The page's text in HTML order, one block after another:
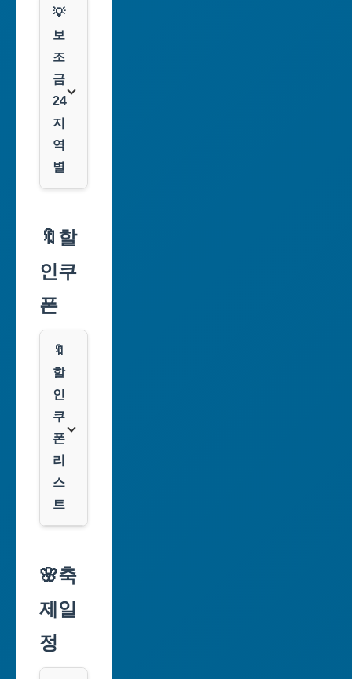
💡
보
조
금
24
지
역
별
울
특
별
부
산
광
역
시
대
인
광
역
🔖할
인쿠
폰
🔖
할
인
쿠
폰
리
스
트
리
스
레
🌸축
제일
정